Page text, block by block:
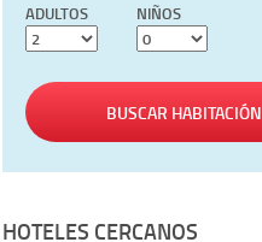
ADULTOS NIÑOS
BUSCAR HABITACIÓN
HOTELES CERCANOS